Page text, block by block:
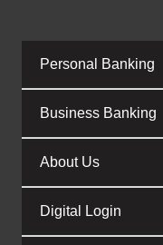
Personal Banking
Business Banking
About Us
Digital Login